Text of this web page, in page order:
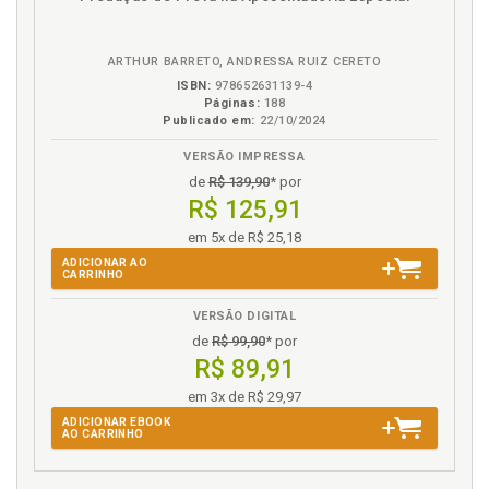
Categorias, p. 19
Conceito de princípio no plano do direito, p. 26
Concepções de justiça. Aspectos, p. 85
de benefícios. Tópicos destacados, p. 129
Concretização do direito em decisões judiciais.
Enquadramento, p. 136
Conexão entre a justiça e o direito. Possibilidade, p.
106
Constitucional. Princípios constitucionais de
previdência social, p. 66
Constitucionalidade do fator previdenciário - ADI
2.111-7/DF. Discussão, p. 137
Critérios aristotélicos de justiça. Síntese, p. 127
D
na
ARTHUR BARRETO, ANDRESSA RUIZ CERETO
ISBN: 978652631139-4
Páginas: 188
Publicado em: 22/10/2024
VERSÃO IMPRESSA
deR$ 139,90* por
R$ 125,91
em 5x de R$ 25,18
ADICIONAR AO
CARRINHO
VERSÃO DIGITAL
de R$ 99,90* por
R$ 89,91
em 3x de R$ 29,97
ADICIONAR EBOOK
AO CARRINHO